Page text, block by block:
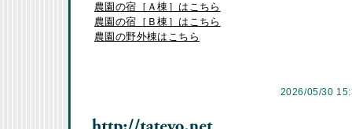
農園の宿［Ａ棟］はこちら
農園の宿［Ｂ棟］はこちら
農園の野外棟はこちら
2026/05/30